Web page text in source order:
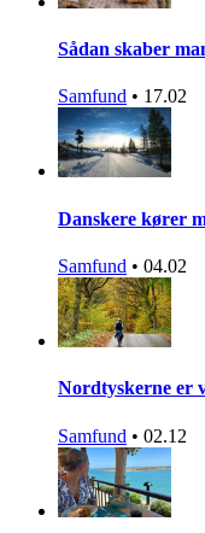
Sådan skaber
Samfund • 17.02
Danskere kører
Samfund • 04.02
Nordtyskerne er
Samfund • 02.12